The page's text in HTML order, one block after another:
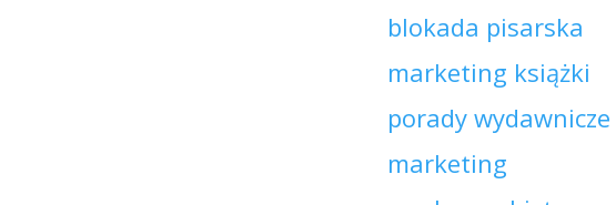
blokada pisarska
marketing książki
porady wydawnicze
marketing